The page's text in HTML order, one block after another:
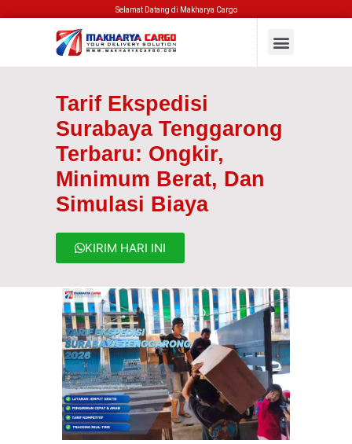
Selamat Datang di Makharya Cargo
Tarif Ekspedisi
Surabaya Tenggarong
Terbaru: Ongkir,
Minimum Berat, Dan
Simulasi Biaya
KIRIM HARI INI